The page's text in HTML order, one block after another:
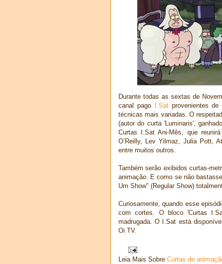
Durante todas as sextas de
canal pagoI.Satprovenientes de
técnicas mais variadas. O
(autor do curta 'Luminaris',
Curtas I.Sat Ani-Mês, que
O’Reilly, Lev Yilmaz, Julia Pott,
entre muitos outros.
Também serão exibidos curtas-
animação. E como se não
Um Show" (Regular Show)
Curiosamente, quando esse
com cortes. O bloco 'Curtas
madrugada. O I.Sat está
Oi TV.
Leia Mais Sobre Curtas de